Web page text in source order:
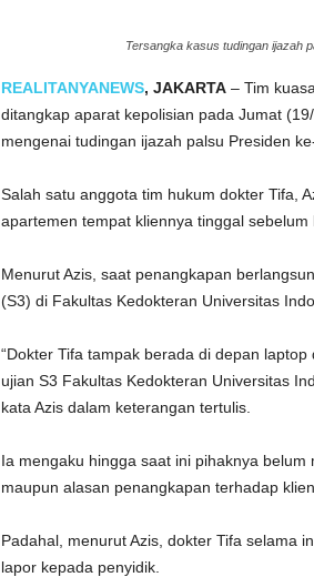
Tersangka kasus tudingan ijazah
REALITANYANEWS, JAKARTA– Tim
ditangkap aparat kepolisian pada Jumat
mengenai tudingan ijazah palsu Presiden
Salah satu anggota tim hukum dokter Tifa,
apartemen tempat kliennya tinggal
Menurut Azis, saat penangkapan
(S3) di Fakultas Kedokteran Universitas
“Dokter Tifa tampak berada di depan
ujian S3 Fakultas Kedokteran Universitas
kata Azis dalam keterangan tertulis.
Ia mengaku hingga saat ini pihaknya
maupun alasan penangkapan terhadap
Padahal, menurut Azis, dokter Tifa selama
lapor kepada penyidik.